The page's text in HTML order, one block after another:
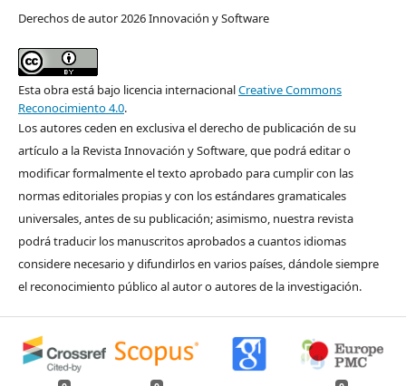
Derechos de autor 2026 Innovación y Software
Esta obra está bajo licencia internacionalCreative Commons
Reconocimiento 4.0.
Los autores ceden en exclusiva el derecho de publicación de su
artículo a la Revista Innovación y Software, que podrá editar o
modificar formalmente el texto aprobado para cumplir con las
normas editoriales propias y con los estándares gramaticales
universales, antes de su publicación; asimismo, nuestra revista
podrá traducir los manuscritos aprobados a cuantos idiomas
considere necesario y difundirlos en varios países, dándole siempre
el reconocimiento público al autor o autores de la investigación.